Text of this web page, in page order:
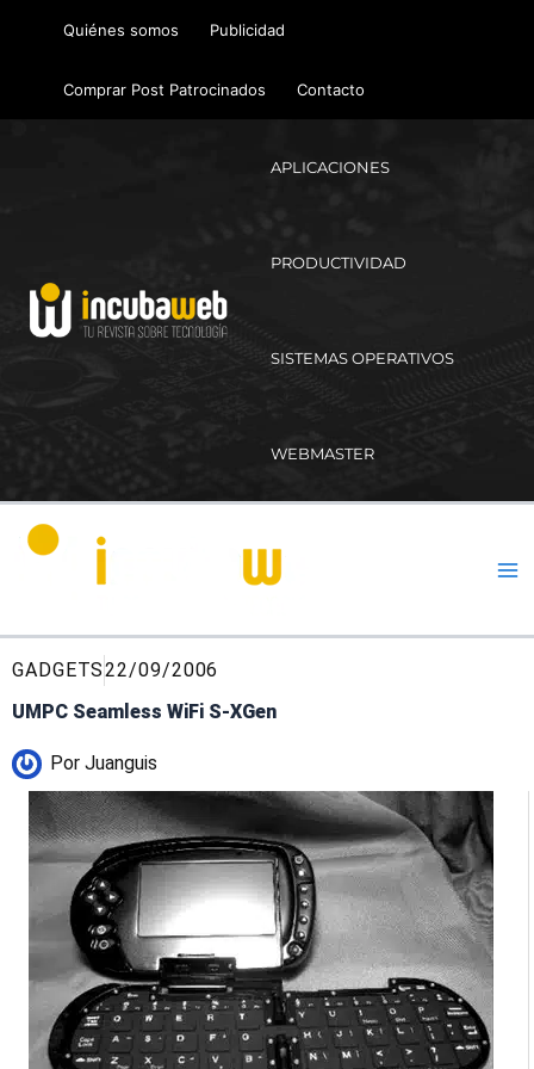
Quiénes somos Publicidad
Comprar Post Patrocinados Contacto
APLICACIONES
PRODUCTIVIDAD
SISTEMAS OPERATIVOS
WEBMASTER
GADGETS22/09/2006
UMPC Seamless WiFi S-XGen
Por Juanguis